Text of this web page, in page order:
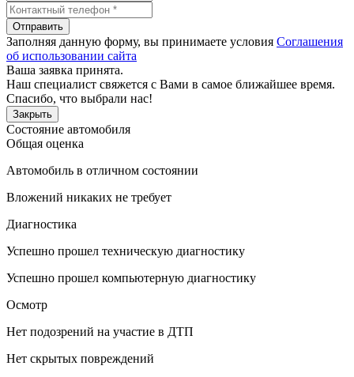
Отправить
Заполняя данную форму, вы принимаете условия Соглашения
об использовании сайта
Ваша заявка принята.
Наш специалист свяжется с Вами в самое ближайшее время.
Спасибо, что выбрали нас!
Закрыть
Состояние автомобиля
Общая оценка
Автомобиль в отличном состоянии
Вложений никаких не требует
Диагностика
Успешно прошел техническую диагностику
Успешно прошел компьютерную диагностику
Осмотр
Нет подозрений на участие в ДТП
Нет скрытых повреждений